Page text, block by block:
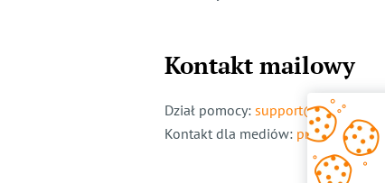
Kontakt mailowy
Dział pomocy: support@ridero.pl
Kontakt dla mediów: pr@ridero.pl